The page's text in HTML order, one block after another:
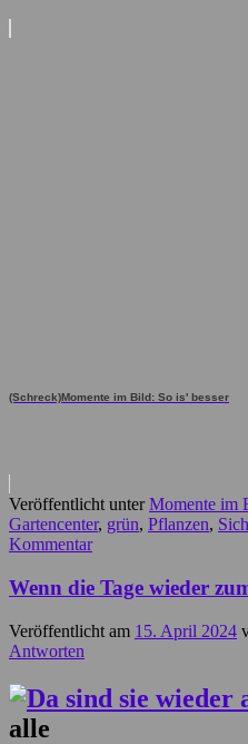
(Schreck)Momente im Bild: So is' besser
Veröffentlicht unter Momente im
Gartencenter, grün, Pflanzen,
Kommentar
Wenn die Tage wieder
Veröffentlicht am 15. April 2024
Antworten
alle